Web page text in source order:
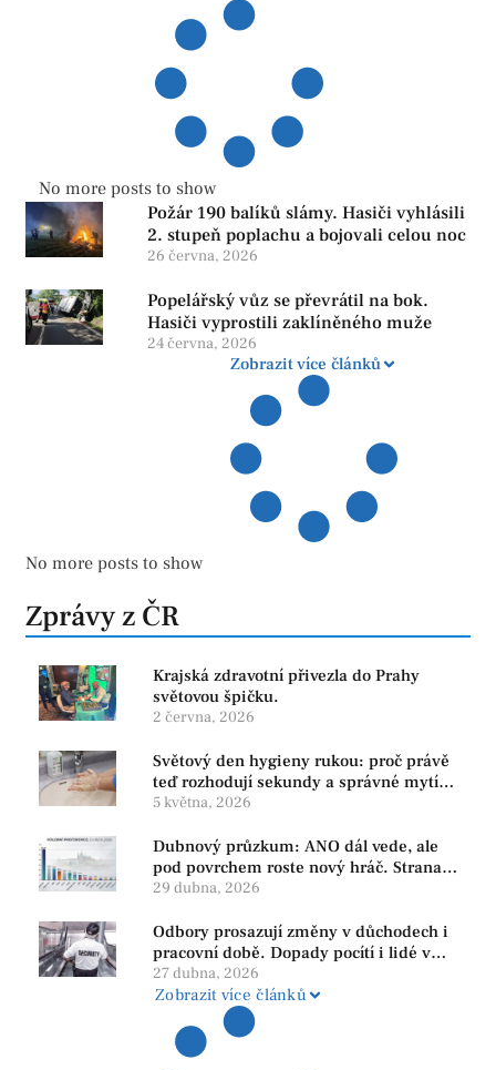
No more posts to show
Požár 190 balíků slámy. Hasiči vyhlásili
2. stupeň poplachu a bojovali celou noc
26 června, 2026
Popelářský vůz se převrátil na bok.
Hasiči vyprostili zaklíněného muže
24 června, 2026
Zobrazit více článků
No more posts to show
Zprávy z ČR
Krajská zdravotní přivezla do Prahy
světovou špičku.
2 června, 2026
Světový den hygieny rukou: proč právě
teď rozhodují sekundy a správné mytí
rukou
5 května, 2026
Dubnový průzkum: ANO dál vede, ale
pod povrchem roste nový hráč. Strana
PRO se drží nejvýš mezi menšími
29 dubna, 2026
Odbory prosazují změny v důchodech i
pracovní době. Dopady pocítí i lidé v
našem regionu
27 dubna, 2026
Zobrazit více článků